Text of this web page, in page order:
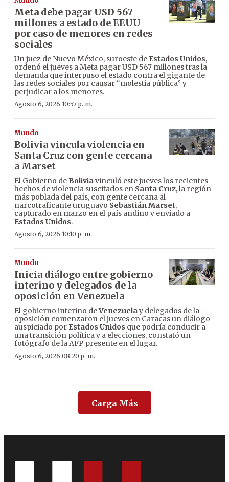
Meta debe pagar USD 567
millones a estado de EEUU
por caso de menores en redes
sociales
Un juez de Nuevo México, suroeste de Estados Unidos,
ordenó el jueves a Meta pagar USD 567 millones tras la
demanda que interpuso el estado contra el gigante de
las redes sociales por causar “molestia pública” y
perjudicar a los menores.
Agosto 6, 2026 10:57 p. m.
Mundo
Bolivia vincula violencia en
Santa Cruz con gente cercana
a Marset
El Gobierno de Boliviavinculó este jueves los recientes
hechos de violencia suscitados en Santa Cruz, la región
más poblada del país, con gente cercana al
narcotraficante uruguayo Sebastián Marset,
capturado en marzo en el país andino y enviado a
Estados Unidos.
Agosto 6, 2026 10:10 p. m.
Mundo
Inicia diálogo entre gobierno
interino y delegados de la
oposición en Venezuela
El gobierno interino deVenezuelay delegados de la
oposición comenzaron el jueves en Caracas un diálogo
auspiciado por Estados Unidos que podría conducir a
una transición política y a elecciones, constató un
fotógrafo de la AFP presente en el lugar.
Agosto 6, 2026 08:20 p. m.
Carga Más